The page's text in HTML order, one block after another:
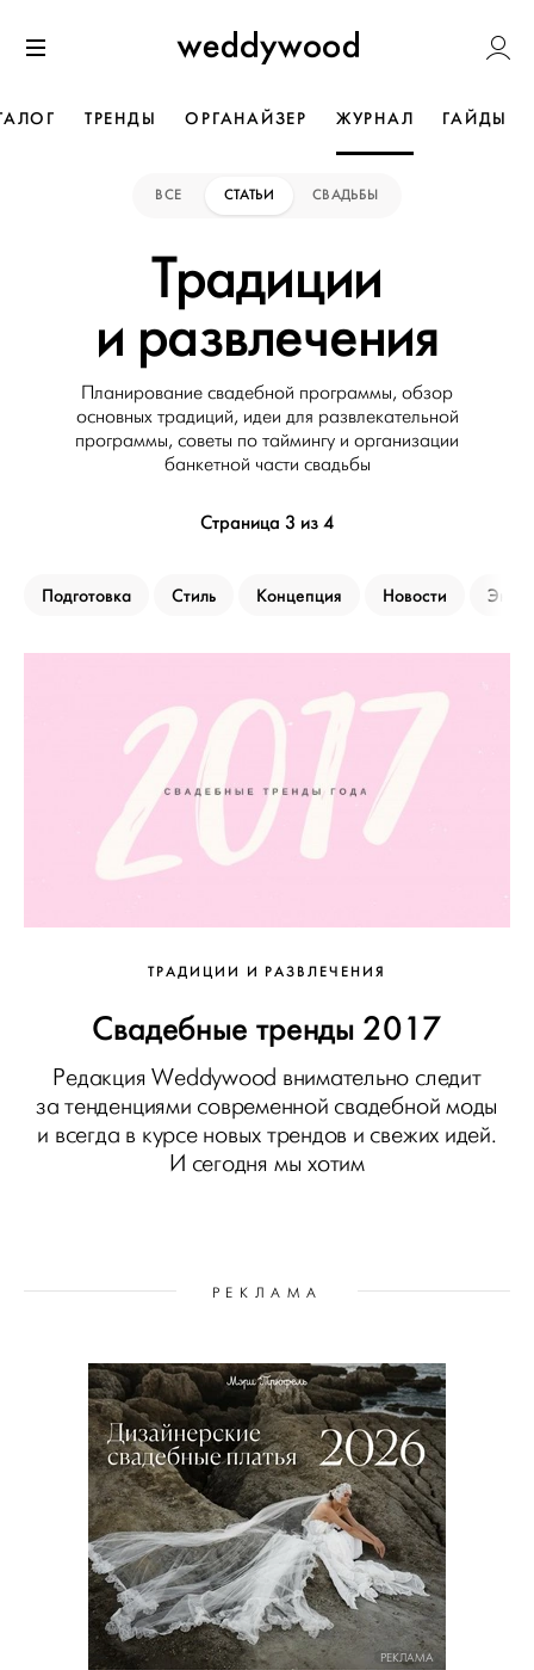
к содержанию
Weddywood
ТРЕНДЫ ОРГАНАЙЗЕР ЖУРНАЛ ГАЙДЫ
ВСЕ СТАТЬИ СВАДЬБЫ
Традиции
и развлечения
Планирование свадебной программы, обзор
основных традиций, идеи для развлекательной
программы, советы по таймингу и организации
банкетной части свадьбы
Страница 3 из 4
Подготовка Стиль Концепция Новости
ТРАДИЦИИ И РАЗВЛЕЧЕНИЯ
Свадебные тренды 2017
Редакция Weddywood внимательно следит
за тенденциями современной свадебной моды
и всегда в курсе новых трендов и свежих идей.
И сегодня мы хотим
РЕКЛАМА
РЕКЛАМА